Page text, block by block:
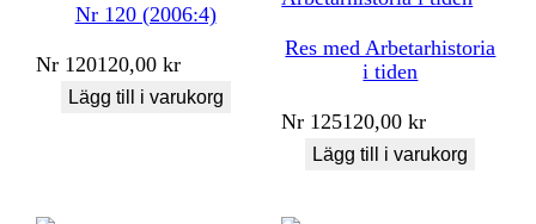
Nr 120 (2006:4)
Nr 120120,00kr
Lägg till i varukorg
Res med Arbetarhistoria
i tiden
Nr 125120,00kr
Lägg till i varukorg